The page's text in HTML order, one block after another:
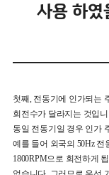
사용 하였
첫째, 전동기에 인가되는
회전수가 달라지는 것입
동일 전동기일 경우 인가
예를 들어 외국의 50Hz 전
1800RPM으로 회전하게